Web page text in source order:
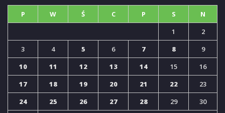
P W Ś C P S
N
1
2
3
4 5 6 7 8
9
10
11 12 13 14 15
16
17
18 19 20 21 22
23
24
25 26 27 28 29 30